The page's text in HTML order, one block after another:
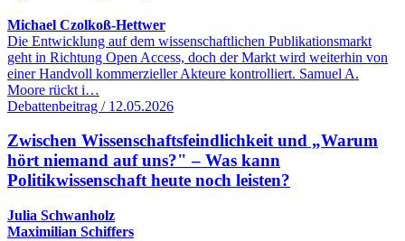
Michael Czolkoß-Hettwer
Die Entwicklung auf dem wissenschaftlichen Publikationsmarkt
geht in Richtung Open Access, doch der Markt wird weiterhin von
einer Handvoll kommerzieller Akteure kontrolliert. Samuel A.
Moore rückt i…
Debattenbeitrag / 12.05.2026
Zwischen Wissenschaftsfeindlichkeit und „Warum
hört niemand auf uns?" – Was kann
Politikwissenschaft heute noch leisten?
Julia Schwanholz
Maximilian Schiffers